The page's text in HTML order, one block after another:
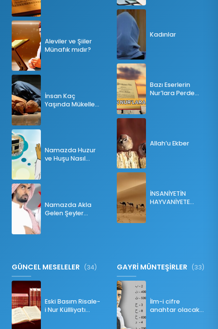
Aleviler ve Şiiler
Münafık mıdır?
İnsan Kaç
Yaşında Mükellef
Namazda Huzur
ve Huşu Nasıl
Namazda Akla
Gelen Şeyler
Kadınlar
Bazı Eserlerin
Nur’lara Perde
Allah’u Ekber
İNSANİYETİN
HAYVANİYETE
GÜNCEL MESELELER (34)
Eski Basım Risale-
i Nur Küllliyatı
GAYRİ MÜNTEŞİRLER (33)
İlm-i cifre
anahtar olacak